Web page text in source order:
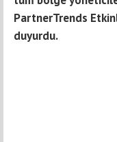
PartnerTrends
duyurdu.